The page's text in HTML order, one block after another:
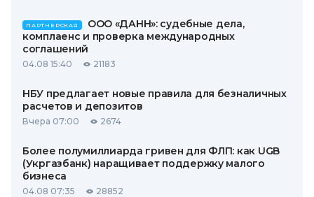
ПАРТНЕРСКАЯ
ООО «ДАНН»: судебные дела,
комплаенс и проверка международных
соглашений
04.08 15:40 21183
НБУ предлагает новые правила для безналичных
расчетов и депозитов
Вчера 07:00 2674
Более полумиллиарда гривен для ФЛП: как UGB
(Укргазбанк) наращивает поддержку малого
бизнеса
04.08 07:35 28852